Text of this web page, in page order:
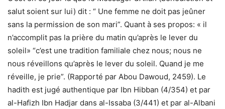
salut soient sur lui) dit : “ Une femme ne doit pas jeûner
sans la permission de son mari”. Quant à ses propos: « il
n’accomplit pas la prière du matin qu’après le lever du
soleil» “c’est une tradition familiale chez nous; nous ne
nous réveillons qu’après le lever du soleil. Quand je me
réveille, je prie”. (Rapporté par Abou Dawoud, 2459). Le
hadith est jugé authentique par Ibn Hibban (4/354) et par
al-Hafizh Ibn Hadjar dans al-Issaba (3/441) et par al-Albani